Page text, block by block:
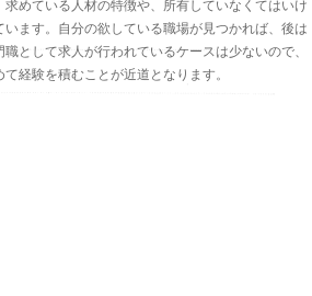
めている人材の特徴や、所有していなくてはいけ
ます。自分の欲している職場が見つかれば、後は
として求人が行われているケースは少ないので、
経験を積むことが近道となります。